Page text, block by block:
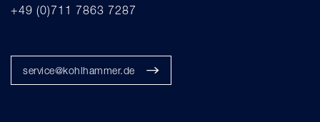
+49 (0)711 7863 7287
service@kohlhammer.de